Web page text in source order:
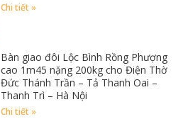
Chi tiết »
Bàn giao đôi Lộc Bình Rồng Phượng
cao 1m45 nặng 200kg cho Điện Thờ
Đức Thánh Trần – Tả Thanh Oai –
Thanh Trì – Hà Nội
Chi tiết »